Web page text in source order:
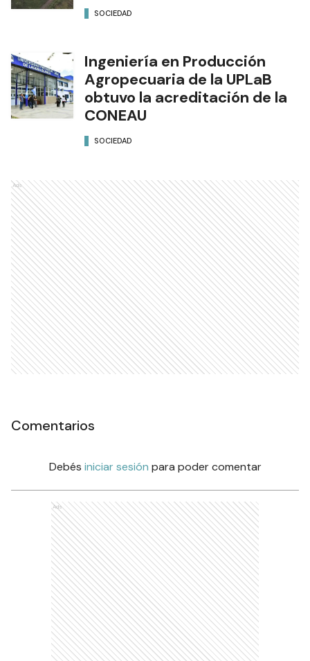
SOCIEDAD
Ingeniería en Producción
Agropecuaria de la UPLaB
obtuvo la acreditación de la
CONEAU
SOCIEDAD
Ads
Comentarios
Debés iniciar sesión para poder comentar
Ads